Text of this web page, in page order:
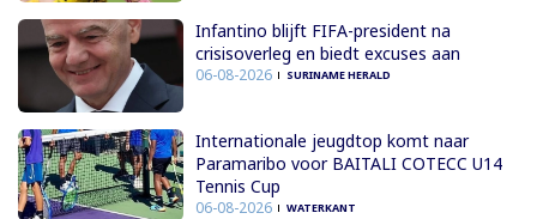
Infantino blijft FIFA-president na
crisisoverleg en biedt excuses aan
06-08-2026 SURINAME HERALD
Internationale jeugdtop komt naar
Paramaribo voor BAITALI COTECC U14
Tennis Cup
06-08-2026 WATERKANT